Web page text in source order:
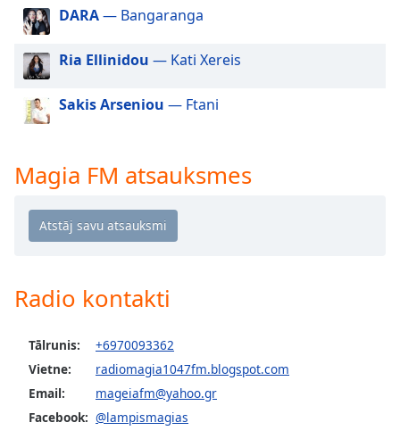
Beginning
dialog
window.
cancel
close
the
window.
Background
Color
DARA— Bangaranga
Ria Ellinidou — Kati Xereis
Sakis Arseniou — Ftani
Magia FM atsauksmes
Radio kontakti
Tālrunis:
+6970093362
Vietne:
radiomagia1047fm.blogspot.com
Email:
mageiafm@yahoo.gr
Facebook: @lampismagias